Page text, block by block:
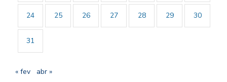
24 25 26 27 28 29 30
31
« fev abr »